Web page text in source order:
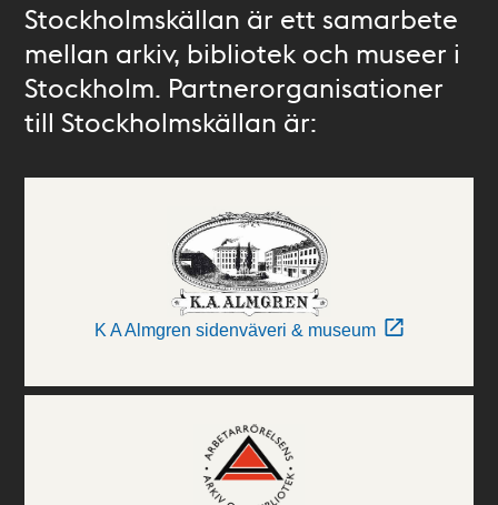
Stockholmskällan är ett samarbete
mellan arkiv, bibliotek och museer i
Stockholm. Partnerorganisationer
till Stockholmskällan är:
K A Almgren sidenväveri & museum